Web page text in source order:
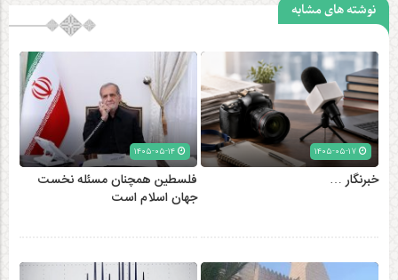
نوشته های مشابه
۱۴۰۵-۰۵-۱۷
خبرنگار …
فلسطین همچنان مسئله نخست
جهان اسلام است